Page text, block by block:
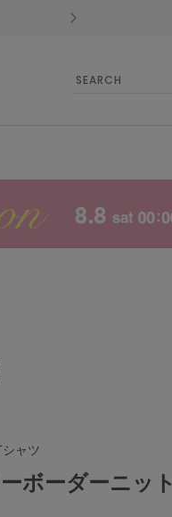
ャツ
ボーダーニット